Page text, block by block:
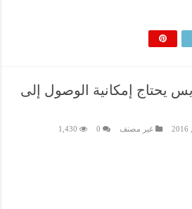
يحتاج إمكانية الوصول إلى
غير مصنف 0
1,430